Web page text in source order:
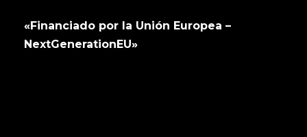
«Financiado por la Unión Europea –
NextGenerationEU»